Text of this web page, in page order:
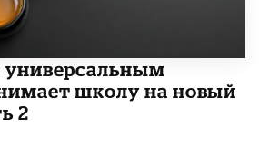
универсальным
школу на новый
2